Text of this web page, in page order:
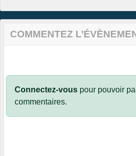
COMMENTEZ
Connectez-vous pour pouvoir
commentaires.